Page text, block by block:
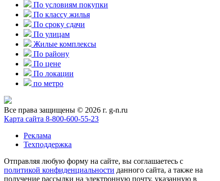
По условиям покупки
По классу жилья
По сроку сдачи
По улицам
Жилые комплексы
По району
По цене
По локации
по метро
Все права защищены © 2026 г. g-n.ru
Карта сайта 8-800-600-55-23
Реклама
Техподдержка
Отправляя любую форму на сайте, вы соглашаетесь с
политикой конфиденциальности данного сайта, а также на
получение рассылки на электронную почту, указанную в